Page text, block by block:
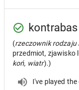
kontrabas
(rzeczownik rodzaju
przedmiot, zjawisko
koń, wiatr).)
I've played